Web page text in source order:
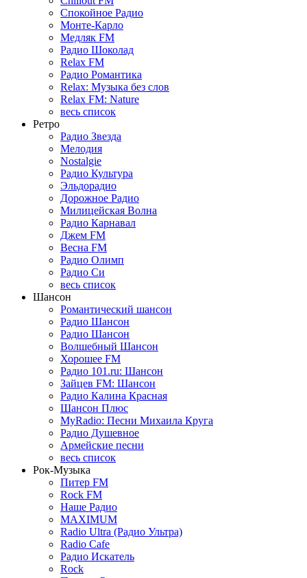
Спокойное Радио
Монте-Карло
Медляк FM
Радио Шоколад
Relax FM
Радио Романтика
Relax: Музыка без слов
Relax FM: Nature
весь список
Ретро
Радио Звезда
Мелодия
Nostalgie
Радио Культура
Эльдорадио
Дорожное Радио
Милицейская Волна
Радио Карнавал
Джем FM
Весна FM
Радио Олимп
Радио Си
весь список
Шансон
Романтический шансон
Радио Шансон
Радио Шансон
Волшебный Шансон
Хорошее FM
Радио 101.ru: Шансон
Зайцев FM: Шансон
Радио Калина Красная
Шансон Плюс
MyRadio: Песни Михаила Круга
Радио Душевное
Армейские песни
весь список
Рок-Музыка
Питер FM
Rock FM
Наше Радио
MAXIMUM
Radio Ultra (Радио Ультра)
Radio Cafe
Радио Искатель
Rock